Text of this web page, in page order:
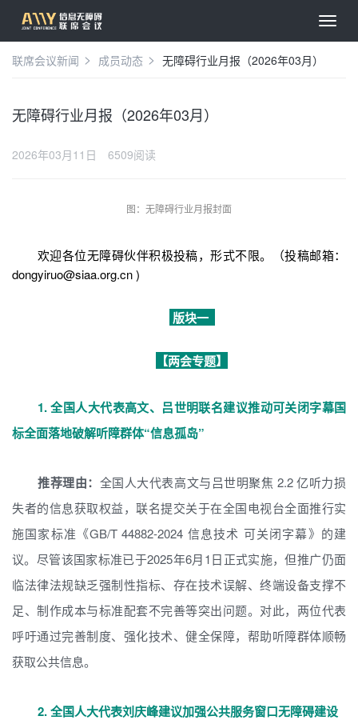
联席会议新闻 成员动态 无障碍行业月报（2026年03月）
无障碍行业月报（2026年03月）
2026年03月11日 6509阅读
图：无障碍行业月报封面
欢迎各位无障碍伙伴积极投稿，形式不限。（投稿邮箱：
dongyiruo@siaa.org.cn )
版块一
【两会专题】
1. 全国人大代表高文、吕世明联名建议推动可关闭字幕国
标全面落地破解听障群体“信息孤岛”
推荐理由： 全国人大代表高文与吕世明聚焦 2.2 亿听力损
失者的信息获取权益，联名提交关于在全国电视台全面推行实
施国家标准《GB/T 44882-2024 信息技术 可关闭字幕》的建
议。尽管该国家标准已于2025年6月1日正式实施，但推广仍面
临法律法规缺乏强制性指标、存在技术误解、终端设备支撑不
足、制作成本与标准配套不完善等突出问题。对此，两位代表
呼吁通过完善制度、强化技术、健全保障，帮助听障群体顺畅
获取公共信息。
2. 全国人大代表刘庆峰建议加强公共服务窗口无障碍建设